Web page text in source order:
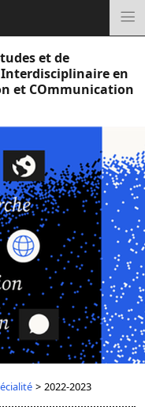
et de
Interdisciplinaire en
et COmmunication
> 2022-2023